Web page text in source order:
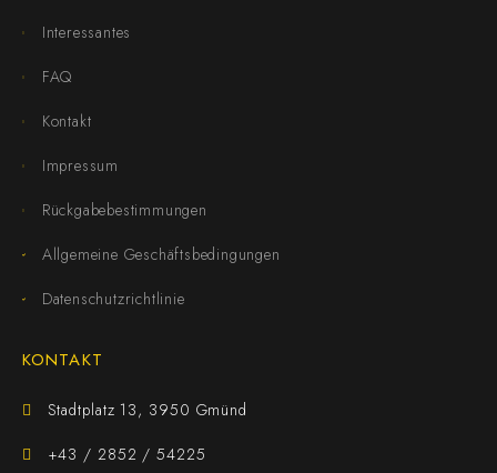
Interessantes
FAQ
Kontakt
Impressum
Rückgabebestimmungen
Allgemeine Geschäftsbedingungen
Datenschutzrichtlinie
KONTAKT
Stadtplatz 13, 3950 Gmünd
+43 / 2852 / 54225